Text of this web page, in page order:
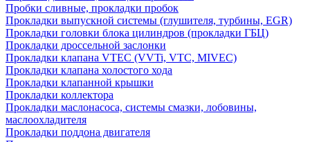
Пробки сливные, прокладки пробок
Прокладки выпускной системы (глушителя, турбины, EGR)
Прокладки головки блока цилиндров (прокладки ГБЦ)
Прокладки дроссельной заслонки
Прокладки клапана VTEC (VVTi, VTC, MIVEC)
Прокладки клапана холостого хода
Прокладки клапанной крышки
Прокладки коллектора
Прокладки маслонасоса, системы смазки, лобовины,
маслоохладителя
Прокладки поддона двигателя